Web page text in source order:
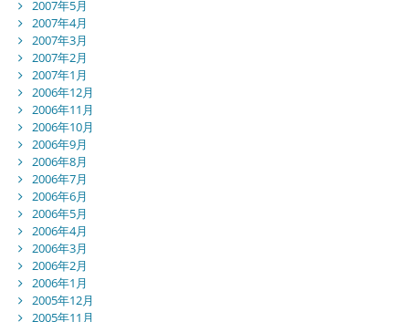
2007年5月
2007年4月
2007年3月
2007年2月
2007年1月
2006年12月
2006年11月
2006年10月
2006年9月
2006年8月
2006年7月
2006年6月
2006年5月
2006年4月
2006年3月
2006年2月
2006年1月
2005年12月
2005年11月